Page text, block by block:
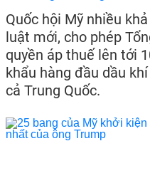
Quốc hội Mỹ nhiều
luật mới, cho phép
quyền áp thuế lên tới
khẩu hàng đầu dầu
cả Trung Quốc.